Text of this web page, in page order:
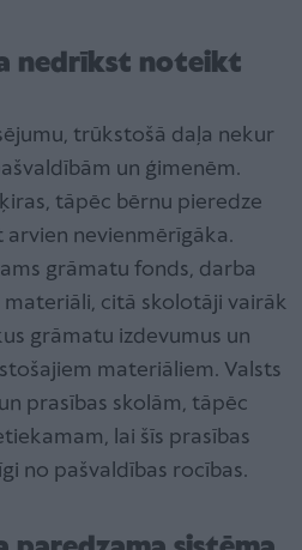
nedrīkst noteikt
trūkstošā daļa nekur
un ģimenēm.
tāpēc bērnu pieredze
arvien nevienmērīgāka.
grāmatu fonds, darba
citā skolotāji vairāk
grāmatu izdevumus un
materiāliem. Valsts
prasības skolām, tāpēc
lai šīs prasības
no pašvaldības rocības.